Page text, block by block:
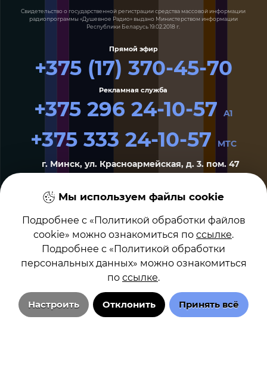
Свидетельство о государственной регистрации средства массовой информации
радиопрограммы «Душевное Радио» выдано Министерством информации
Республики Беларусь 19.02.2018 г.
Прямой эфир
+375 (17) 370-45-70
Рекламная служба
+375 296 24-10-57A1
+375 333 24-10-57
MTC
г. Минск, ул. Красноармейская, д. 3. пом. 47
Отправить песню на радио
Политика обработки файлов cookie
Политика обработки персональных данных
Мы используем файлы cookie
Подробнее с «Политикой обработки файлов
cookie» можно ознакомиться по ссылке.
Подробнее с «Политикой обработки
персональных данных» можно ознакомиться
по ссылке.
Настроить Отклонить Принять всё